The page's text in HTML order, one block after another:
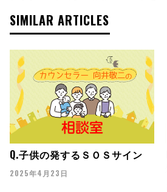
SIMILAR ARTICLES
Q.子供の発するＳＯＳサイン
2025年4月23日